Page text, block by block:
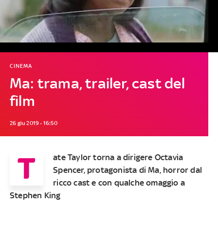
Ma: trama, trailer, cast del
film
CINEMA
26 giu 2019 - 16:50
T
ate Taylor torna a dirigere Octavia
Spencer, protagonista di Ma, horror dal
ricco cast e con qualche omaggio a
Stephen King